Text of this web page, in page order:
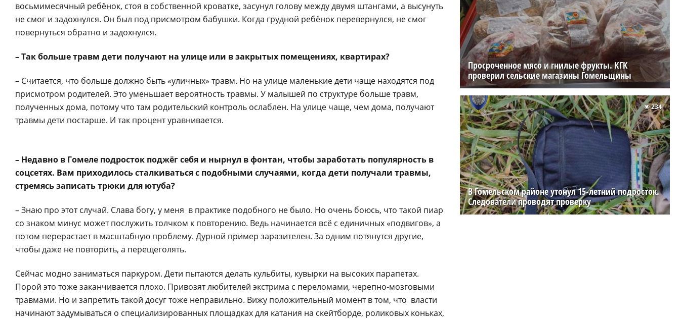
восьмимесячный ребёнок, стоя в собственной кроватке, засунул голову между двумя штангами, а высунуть
не смог и задохнулся. Он был под присмотром бабушки. Когда грудной ребёнок перевернулся, не смог
повернуться обратно и задохнулся.
– Так больше травм дети получают на улице или в закрытых помещениях, квартирах?
– Считается, что больше должно быть «уличных» травм. Но на улице маленькие дети чаще находятся под
присмотром родителей. Это уменьшает вероятность травмы. У малышей по структуре больше травм,
полученных дома, потому что там родительский контроль ослаблен. На улице чаще, чем дома, получают
травмы дети постарше. И так процент уравнивается.
– Недавно в Гомеле подросток поджёг себя и нырнул в фонтан, чтобы заработать популярность в
соцсетях. Вам приходилось сталкиваться с подобными случаями, когда дети получали травмы,
стремясь записать трюки для ютуба?
– Знаю про этот случай. Слава богу, у меня в практике подобного не было. Но очень боюсь, что такой пиар
со знаком минус может послужить толчком к повторению. Ведь начинается всё с единичных «подвигов», а
потом перерастает в масштабную проблему. Дурной пример заразителен. За одним потянутся другие,
чтобы даже не повторить, а перещеголять.
Сейчас модно заниматься паркуром. Дети пытаются делать кульбиты, кувырки на высоких парапетах.
Порой это тоже заканчивается плохо. Привозят любителей экстрима с переломами, черепно-мозговыми
травмами. Но и запретить такой досуг тоже неправильно. Вижу положительный момент в том, что власти
начинают задумываться о специализированных площадках для катания на скейтборде, роликовых коньках,
Просроченное мясо и гнилые фрукты. КГК
проверил сельские магазины Гомельщины
В Гомельском районе утонул 15-летний подросток.
Следователи проводят проверку
234